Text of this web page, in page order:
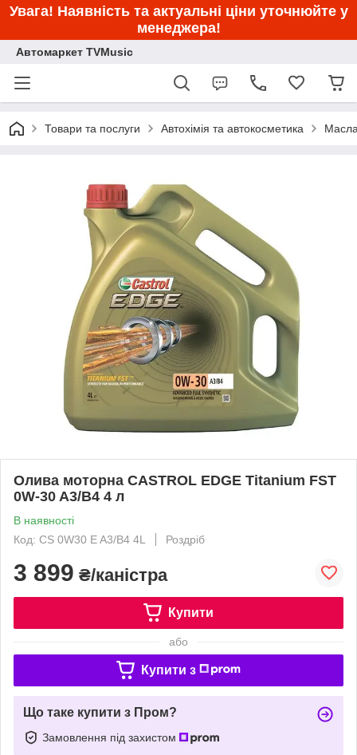
Увага! Наявність та актуальні ціни уточнюйте у
менеджера!
Автомаркет TVMusic
Товари та послуги Автохімія та автокосметика
Олива моторна CASTROL EDGE Titanium FST
0W-30 A3/B4 4 л
В наявності
Код: CS 0W30 E A3/B4 4L
Роздріб
3 899 ₴/каністра
Купити
або
Купити з
Що таке купити з Пром?
Замовлення під захистом